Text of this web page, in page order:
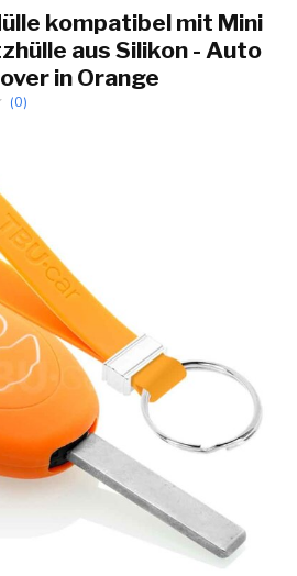
kompatibel mit Mini
aus Silikon - Auto
in Orange
(0)